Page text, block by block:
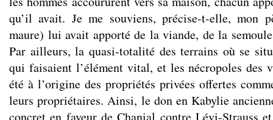
qu’il avait. Je me souviens, précise-t-elle, mon
maure) lui avait apporté de la viande, de la
Par ailleurs, la quasi-totalité des terrains où se
qui faisaient l’élément vital, et les nécropoles des
été à l’origine des propriétés privées offertes
leurs propriétaires. Ainsi, le don en Kabylie
concret en faveur de Chanial contre Lévi-Strauss